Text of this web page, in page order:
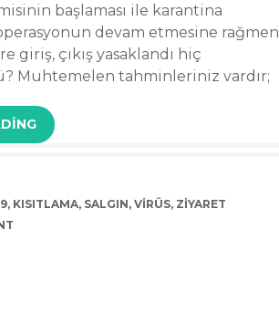
başlaması ile karantina
devam etmesine rağmen
giriş, çıkış yasaklandı hiç
Muhtemelen tahminleriniz vardır;
, KISITLAMA, SALGIN, VIRÜS, ZIYARET